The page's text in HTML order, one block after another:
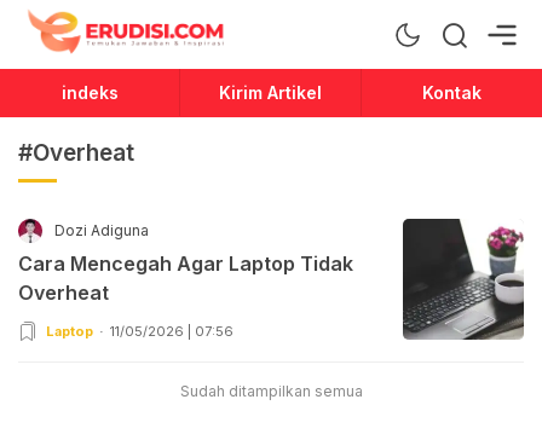
Erudisi
Temukan Jawaban dan Inspirasi
indeks Kirim Artikel Kontak
#Overheat
Dozi Adiguna
Cara Mencegah Agar Laptop Tidak
Overheat
Laptop 11/05/2026 | 07:56
Sudah ditampilkan semua